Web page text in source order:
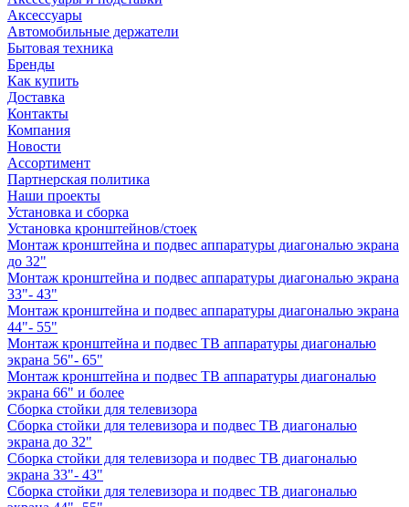
Аксессуары
Автомобильные держатели
Бытовая техника
Бренды
Как купить
Доставка
Контакты
Компания
Новости
Ассортимент
Партнерская политика
Наши проекты
Установка и сборка
Установка кронштейнов/стоек
Монтаж кронштейна и подвес аппаратуры диагональю экрана
до 32"
Монтаж кронштейна и подвес аппаратуры диагональю экрана
33"- 43"
Монтаж кронштейна и подвес аппаратуры диагональю экрана
44"- 55"
Монтаж кронштейна и подвес ТВ аппаратуры диагональю
экрана 56"- 65"
Монтаж кронштейна и подвес ТВ аппаратуры диагональю
экрана 66" и более
Сборка стойки для телевизора
Сборка стойки для телевизора и подвес ТВ диагональю
экрана до 32"
Сборка стойки для телевизора и подвес ТВ диагональю
экрана 33"- 43"
Сборка стойки для телевизора и подвес ТВ диагональю